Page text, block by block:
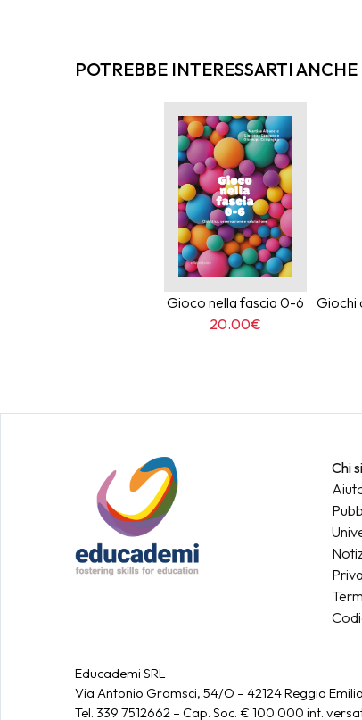
POTREBBE INTERESSARTI ANCHE
Gioco nella fascia 0-6
20.00€
Giochi
Chi
Educademi SRL
Via Antonio Gramsci, 54/O – 42124 Reggio Emilia
Tel. 339 7512662 – Cap. Soc. € 100.000 int.